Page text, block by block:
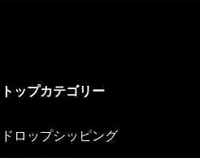
トップカテゴリー
ドロップシッピング